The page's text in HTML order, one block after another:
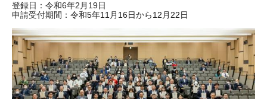
登録日：令和6年2月19日
申請受付期間：令和5年11月16日から12月22日